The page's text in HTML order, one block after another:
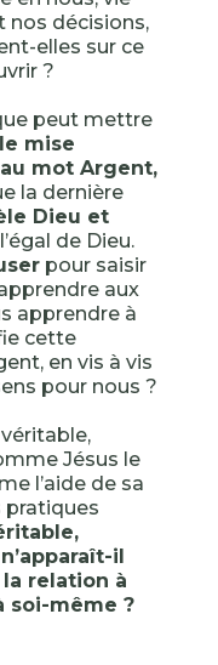
nos décisions,
elles sur ce
?
peut mettre
mise
mot Argent,
la dernière
Dieu et
de Dieu.
pour saisir
aux
apprendre à
cette
en vis à vis
pour nous ?
Jésus le
l’aide de sa
pratiques
il
relation à
soi-même ?